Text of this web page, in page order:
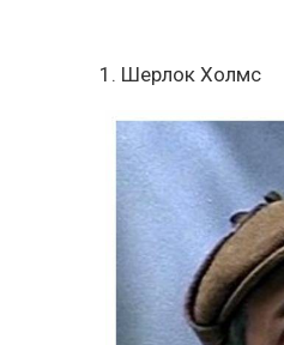
1. Шерлок Холмс